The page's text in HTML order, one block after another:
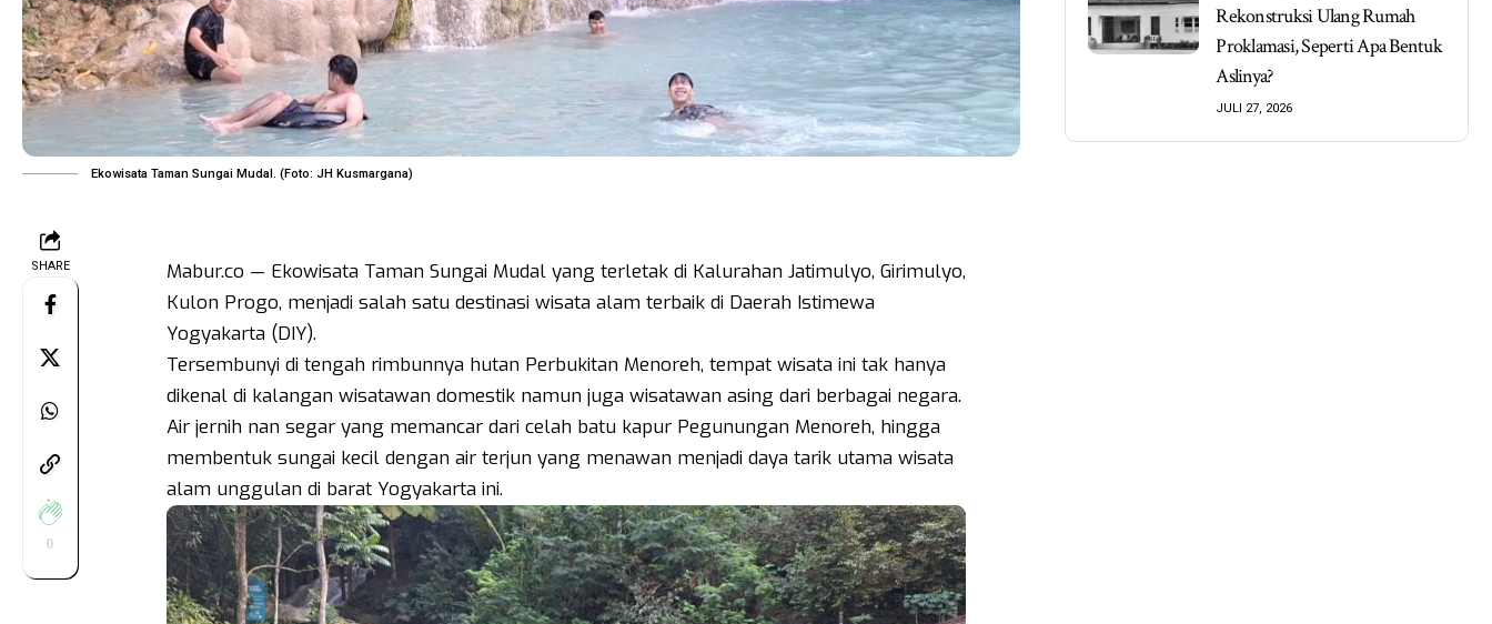
Ekowisata Taman Sungai Mudal. (Foto: JH Kusmargana)
SHARE
0
Mabur.co — Ekowisata Taman Sungai Mudal yang terletak di Kalurahan Jatimulyo, Girimulyo,
Kulon Progo, menjadi salah satu destinasi wisata alam terbaik di Daerah Istimewa
Yogyakarta (DIY).
Tersembunyi di tengah rimbunnya hutan Perbukitan Menoreh, tempat wisata ini tak hanya
dikenal di kalangan wisatawan domestik namun juga wisatawan asing dari berbagai negara.
Air jernih nan segar yang memancar dari celah batu kapur Pegunungan Menoreh, hingga
membentuk sungai kecil dengan air terjun yang menawan menjadi daya tarik utama wisata
alam unggulan di barat Yogyakarta ini.
Rekonstruksi Ulang Rumah
Proklamasi, Seperti Apa Bentuk
Aslinya?
JULI 27, 2026